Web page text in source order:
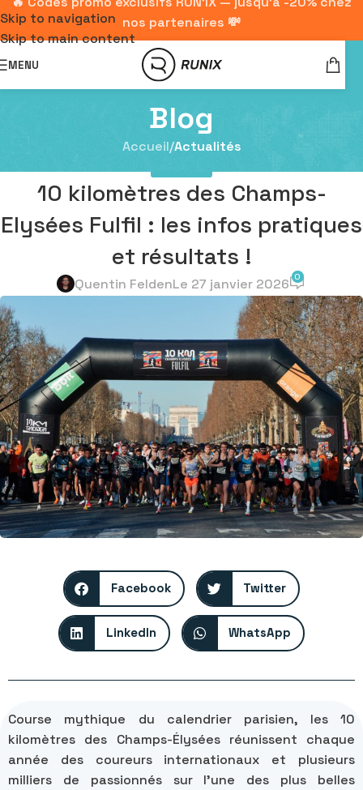
Skip to navigation
Skip to main content
nos partenaires 💸
MENU
Blog
Accueil/Actualités
10 kilomètres des Champs-
Elysées Fulfil : les infos pratiques
et résultats !
Quentin FeldenLe 27 janvier 2026 0
Facebook Twitter
LinkedIn WhatsApp
Course mythique du calendrier parisien, les 10
kilomètres des Champs-Élysées réunissent chaque
année des coureurs internationaux et plusieurs
milliers de passionnés sur l’une des plus belles